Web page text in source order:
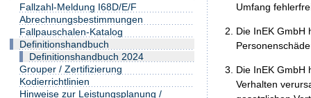
Umfang
Die InEK GmbH
Die InEK GmbH
Verhalten
Fallzahl-Meldung I68D/E/F
Abrechnungsbestimmungen
Fallpauschalen-Katalog
Definitionshandbuch
Definitionshandbuch 2024
Grouper / Zertifizierung
Kodierrichtlinien
Hinweise zur Leistungsplanung /